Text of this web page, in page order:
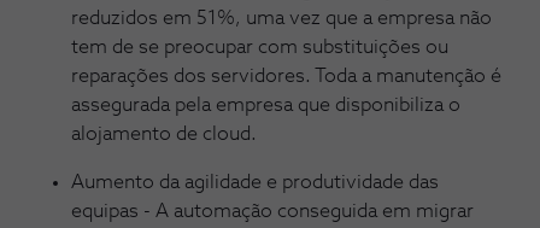
reduzidos em 51%, uma vez que a empresa não
tem de se preocupar com substituições ou
reparações dos servidores. Toda a manutenção é
assegurada pela empresa que disponibiliza o
alojamento de cloud.
Aumento da agilidade e produtividade das
equipas - A automação conseguida em migrar